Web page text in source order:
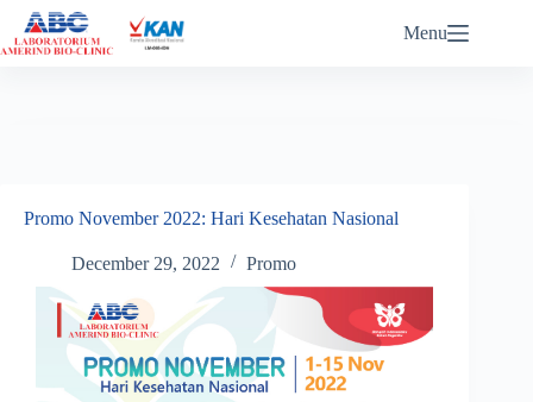
ABC eReports Login
Menu
Promo November 2022: Hari Kesehatan Nasional
December 29, 2022 Promo